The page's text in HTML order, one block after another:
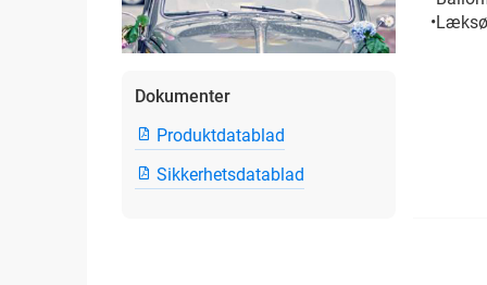
Dokumenter
Produktdatablad
Sikkerhetsdatablad